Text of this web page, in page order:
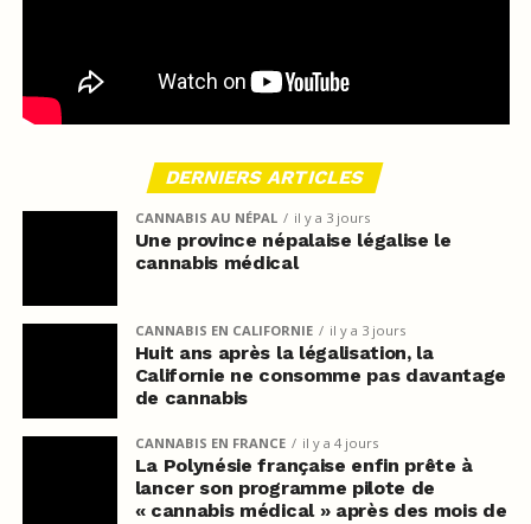
DERNIERS ARTICLES
CANNABIS AU NÉPAL il y a 3 jours
Une province népalaise légalise le
cannabis médical
CANNABIS EN CALIFORNIE il y a 3 jours
Huit ans après la légalisation, la
Californie ne consomme pas davantage
de cannabis
CANNABIS EN FRANCE il y a 4 jours
La Polynésie française enfin prête à
lancer son programme pilote de
« cannabis médical » après des mois de